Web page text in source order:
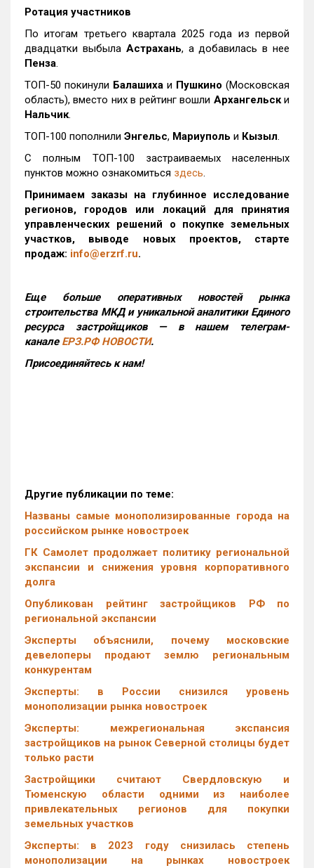
Ротация участников
По итогам третьего квартала 2025 года из первой
двадцатки выбыла Астрахань, а добавилась в нее
Пенза.
ТОП-50 покинули Балашиха и Пушкино (Московская
область), вместо них в рейтинг вошли Архангельски
Нальчик.
ТОП-100 пополнили Энгельс, Мариуполь и Кызыл.
С полным ТОП-100 застраиваемых населенных
пунктов можно ознакомиться здесь.
Принимаем заказы на глубинное исследование
регионов, городов или локаций для принятия
управленческих решений о покупке земельных
участков, выводе новых проектов, старте
продаж: info@erzrf.ru.
Еще больше оперативных новостей рынка
строительства МКД и уникальной аналитики Единого
ресурса застройщиков — в нашем телеграм-
канале ЕРЗ.РФ НОВОСТИ.
Присоединяйтесь к нам!
Другие публикации по теме:
Названы самые монополизированные города на
российском рынке новостроек
ГК Самолет продолжает политику региональной
экспансии и снижения уровня корпоративного
долга
Опубликован рейтинг застройщиков РФ по
региональной экспансии
Эксперты объяснили, почему московские
девелоперы продают землю региональным
конкурентам
Эксперты: в России снизился уровень
монополизации рынка новостроек
Эксперты: межрегиональная экспансия
застройщиков на рынок Северной столицы будет
только расти
Застройщики считают Свердловскую и
Тюменскую области одними из наиболее
привлекательных регионов для покупки
земельных участков
Эксперты: в 2023 году снизилась степень
монополизации на рынках новостроек